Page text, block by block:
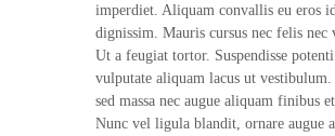
imperdiet. Aliquam convallis eu eros id
dignissim. Mauris cursus nec felis nec
Ut a feugiat tortor. Suspendisse
vulputate aliquam lacus ut vestibulum.
sed massa nec augue aliquam finibus
Nunc vel ligula blandit, ornare augue